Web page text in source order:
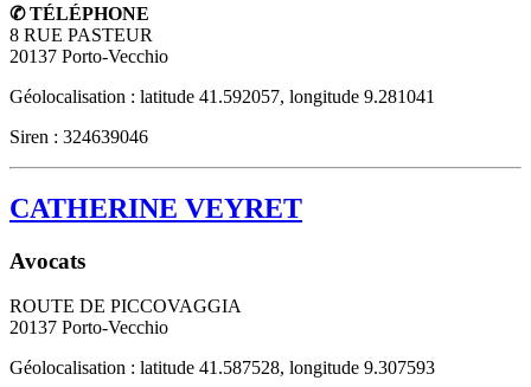
✆ TÉLÉPHONE
8 RUE PASTEUR
20137 Porto-Vecchio
Géolocalisation : latitude 41.592057, longitude 9.281041
Siren : 324639046
CATHERINE VEYRET
Avocats
ROUTE DE PICCOVAGGIA
20137 Porto-Vecchio
Géolocalisation : latitude 41.587528, longitude 9.307593